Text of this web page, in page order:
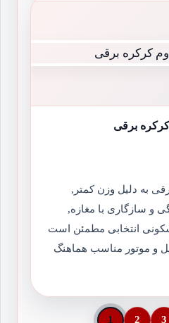
کرکره برقی
به دلیل وزن کمتر,
و سازگاری با مغازه,
انتخابی مطمئن است
و موتور مناسب هماهنگ
1 2 3